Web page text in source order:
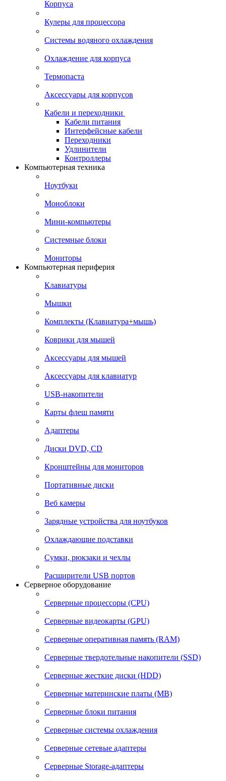
Корпуса
Кулеры для процессора
Системы водяного охлаждения
Охлаждение для корпуса
Термопаста
Аксессуары для корпусов
Кабели и переходники
Кабели питания
Интерфейсные кабели
Переходники
Удлинители
Контроллеры
Компьютерная техника
Ноутбуки
Моноблоки
Мини-компьютеры
Системные блоки
Мониторы
Компьютерная периферия
Клавиатуры
Мышки
Комплекты (Клавиатура+мышь)
Коврики для мышей
Аксессуары для мышей
Аксессуары для клавиатур
USB-накопители
Карты флеш памяти
Адаптеры
Диски DVD, CD
Кронштейны для мониторов
Портативные диски
Веб камеры
Зарядные устройства для ноутбуков
Охлаждающие подставки
Сумки, рюкзаки и чехлы
Расширители USB портов
Серверное оборудование
Серверные процессоры (CPU)
Серверные видеокарты (GPU)
Серверные оперативная память (RAM)
Серверные твердотельные накопители (SSD)
Серверные жесткие диски (HDD)
Серверные материнские платы (MB)
Серверные блоки питания
Серверные системы охлаждения
Серверные сетевые адаптеры
Серверные Storage-адаптеры